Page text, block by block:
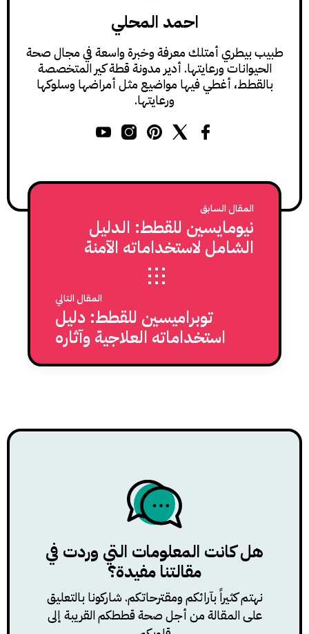
احمد المحلي
طبيب بيطري أمتلك معرفة وخبرة واسعة في مجال صحة
الحيوانات ورعايتها. أدير مدونة قطة كير المتخصصة
بالقطط، أغطي فيها مواضيع مثل أمراضها وسلوكها
ورعايتها.
المقال السابق
نيومايسين للقطط: الدليل
الشامل لاستخداماته الآمنة
والفعّالة عند القطط
المقال التالي
توبراميسين للقطط: دليل
استخداماته العلاجية وآثاره
الجانبية
هل كانت المعلومات التي وردت في
مقالتنا مفيدة؟
نهتم كثيراً بآرائكم ومقترحاتكم. شاركونا بالتعليق
على المقالة من أجل صحة قططكم القريبة إلى